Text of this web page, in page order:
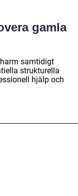
gamla
samtidigt
strukturella
hjälp och